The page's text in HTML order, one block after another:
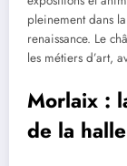
pleinement dans
renaissance. Le
les métiers d’art,
Morlaix :
de la